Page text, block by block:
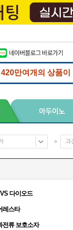
> 과
다이오드
레스타
전류 보호소자